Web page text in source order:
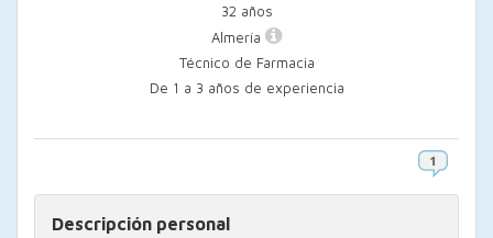
32 años
Almería
Técnico de Farmacia
De 1 a 3 años de experiencia
Descripción personal